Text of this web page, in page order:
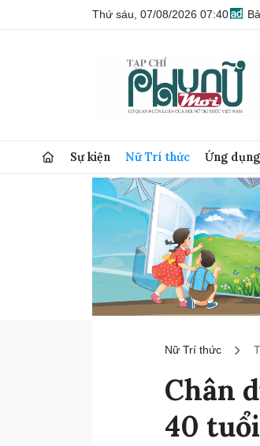
Thứ sáu, 07/08/2026 07:40
Sự kiện Nữ Trí thức Ứng
Nữ Trí thức
Chân
40